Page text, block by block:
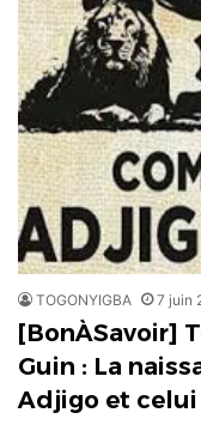
TOGONYIGBA 7 juin
[BonÀSavoir]
Guin : La
Adjigo et celui